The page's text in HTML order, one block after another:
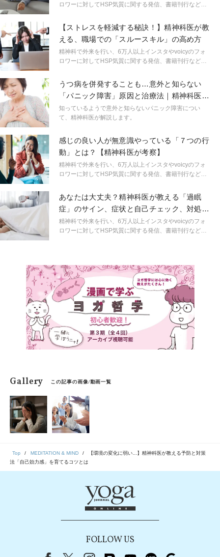
ロワーに対してHSP気質に関する発信、書籍刊行など幅
タルヘルスに関する身近なギモンを解説。生きづらいを
ラクにするためのヒントを連載形式で紹介します。
【ストレスを軽減する秘訣！】精神科医が教
える、職場での「スルースキル」の高め方
精神科で外来を行い、6万人以上インスタやvoicyのフォ
ロワーに対してHSP気質に関する発信、書籍刊行など幅
タルヘルスに関する身近なギモンを解説。生きづらいを
ラクにするためのヒントを連載形式で紹介します。
うつ病を併発することも…意外と知らない
「パニック障害」原因と治療法｜精神科医が
解説
知っているようで意外と知らないパニック障害につい
て、精神科医が解説します。
感じの良い人が無意識やっている「７つの行
動」とは？【精神科医が考察】
精神科で外来を行い、6万人以上インスタやvoicyのフォ
ロワーに対してHSP気質に関する発信、書籍刊行など幅
タルヘルスに関する身近なギモンを解説。生きづらいを
ラクにするためのヒントを連載形式で紹介します。
あなたは大丈夫？精神科医が教える「過眠
症」のサイン、症状と自己チェック、対処法
とは？
精神科で外来を行い、6万人以上インスタやvoicyのフォ
ロワーに対してHSP気質に関する発信、書籍刊行など幅
Gallery この記事の画像/動画一覧
Top MEDITATION & MIND
【環境の変化に弱い...】精神科医が教える予防と対策
法「自己効力感」を育てるコツとは
FOLLOW US